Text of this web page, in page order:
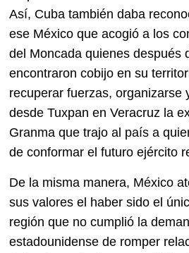
Así, Cuba también daba
ese México que acogió a los
del Moncada quienes después
encontraron cobijo en su
recuperar fuerzas, organizarse
desde Tuxpan en Veracruz la
Granma que trajo al país a
de conformar el futuro ejército
De la misma manera, México
sus valores el haber sido el
región que no cumplió la
estadounidense de romper